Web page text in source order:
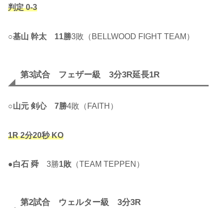
判定 0-3
○基山 幹太 11勝3敗（BELLWOOD FIGHT TEAM）
第3試合 フェザー級 3分3R延長1R
○山元 剣心 7勝4敗（FAITH）
1R 2分20秒 KO
●白石 舜 3勝1敗 （TEAM TEPPEN）
第2試合 ウェルター級 3分3R